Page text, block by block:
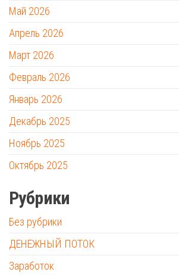
Май 2026
Апрель 2026
Март 2026
Февраль 2026
Январь 2026
Декабрь 2025
Ноябрь 2025
Октябрь 2025
Рубрики
Без рубрики
ДЕНЕЖНЫЙ ПОТОК
Заработок